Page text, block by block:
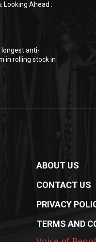
Looking Ahead :
longest anti-
in rolling stock in
ABOUT US
CONTACT US
PRIVACY
TERMS AND